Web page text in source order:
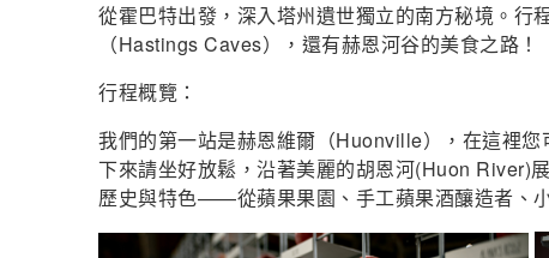
從霍巴特出發，深入塔州遺世獨立的南方秘境。
（Hastings Caves），還有赫恩河谷的美食之路！
行程概覽：
我們的第一站是赫恩維爾（Huonville），在這裡
下來請坐好放鬆，沿著美麗的胡恩河(Huon River)
歷史與特色——從蘋果果園、手工蘋果酒釀造者、